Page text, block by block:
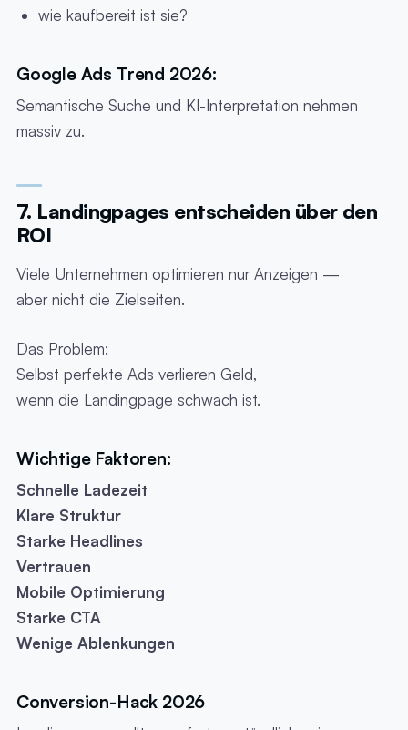
wie kaufbereit ist sie?
Google Ads Trend 2026:
Semantische Suche und KI-Interpretation nehmen
massiv zu.
7. Landingpages entscheiden über den
ROI
Viele Unternehmen optimieren nur Anzeigen —
aber nicht die Zielseiten.
Das Problem:
Selbst perfekte Ads verlieren Geld,
wenn die Landingpage schwach ist.
Wichtige Faktoren:
Schnelle Ladezeit
Klare Struktur
Starke Headlines
Vertrauen
Mobile Optimierung
Starke CTA
Wenige Ablenkungen
Conversion-Hack 2026